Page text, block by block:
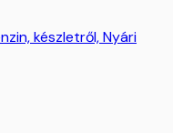
készletről, Nyári